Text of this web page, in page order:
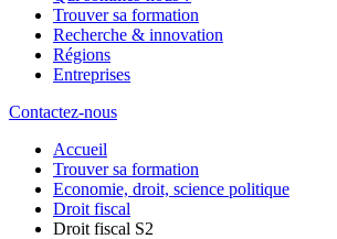
Trouver sa formation
Recherche & innovation
Régions
Entreprises
Contactez-nous
Accueil
Trouver sa formation
Economie, droit, science politique
Droit fiscal
Droit fiscal S2